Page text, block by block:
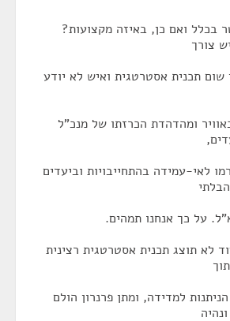
בכלל ואם כן, באיזה מקצועות?
צורך
שום תכנית אסטרטגית ואיש לא יודע
ומהדהדת הכרזתו של מנכ"ל
איש יגרמו לאי-עמידה בהתחייבויות וביעדים
על כך אנחנו תמהים.
לא תוצג תכנית אסטרטגית רצינית
למדידה, ומתן פרנרון הולם